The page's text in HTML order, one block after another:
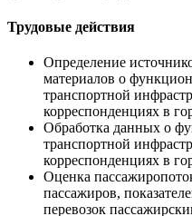
Трудовые действия
Определение
материалов о
транспортной
корреспонденциях в
Обработка данных о
транспортной
корреспонденциях в
Оценка
пассажиров,
перевозок